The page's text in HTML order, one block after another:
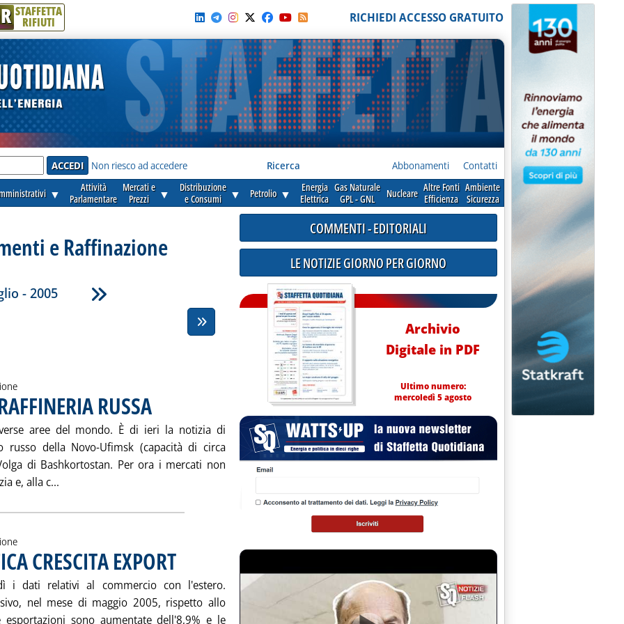
R STAFFETTA
RIFIUTI RICHIEDI ACCESSO GRATUITO
Non riesco ad accedere Ricerca Abbonamenti Contatti
▼
Attività
Parlamentare
Mercati e
Prezzi
▼
Distribuzione
e Consumi
▼ Petrolio ▼
Energia
Elettrica
Gas Naturale
GPL - GNL
Nucleare Altre Fonti
Efficienza
Ambiente
Sicurezza
e Raffinazione
- 2005
RUSSA . Pubblicata giovedì 28 luglio 2005 alle 15.45.
aree del mondo. È di ieri la notizia di
russo della Novo-Ufimsk (capacità di circa
di Bashkortostan. Per ora i mercati non
e, alla c...
CRESCITA EXPORT. Pubblicata venerdì 22 luglio 2005 alle 16.19.
i dati relativi al commercio con l'estero.
nel mese di maggio 2005, rispetto allo
sono aumentate dell'8,9% e le
COMMENTI - EDITORIALI
LE NOTIZIE GIORNO PER GIORNO
Archivio
Digitale in PDF
Ultimo numero:
mercoledì 5 agosto